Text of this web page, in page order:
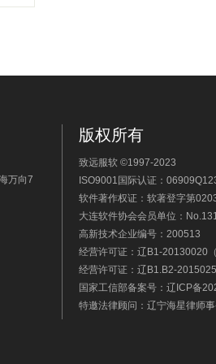
万向7
版权所有
致远服软 ©1997-2023
ISO9001国际认证：
软件著作权证：软著登字第
大连软件协会会员单位：
高新技术企业编号：200513
经营许可证：辽B1-20130020（
经营许可证：辽B1.B2-
国家工信部备案号：辽ICP备
特邀法律顾问：辽宁海星律师